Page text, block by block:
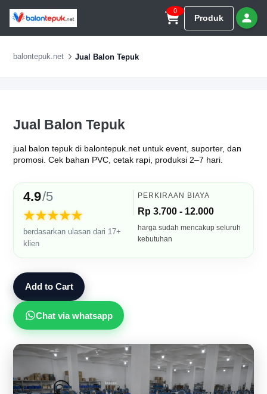
0
Produk
balontepuk.net Jual Balon Tepuk
Jual Balon Tepuk
jual balon tepuk di balontepuk.net untuk event, suporter, dan
promosi. Cek bahan PVC, cetak rapi, produksi 2–7 hari.
4.9/5
★★★★★
berdasarkan ulasan dari 17+
klien
PERKIRAAN BIAYA
Rp 3.700 - 12.000
harga sudah mencakup seluruh
kebutuhan
Add to Cart
Chat via whatsapp